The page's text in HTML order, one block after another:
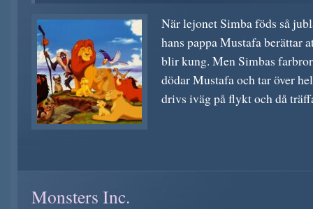
När lejonet Simba föds så
hans pappa Mustafa berättar
blir kung. Men Simbas
dödar Mustafa och tar över
drivs iväg på flykt och då
Monsters Inc.